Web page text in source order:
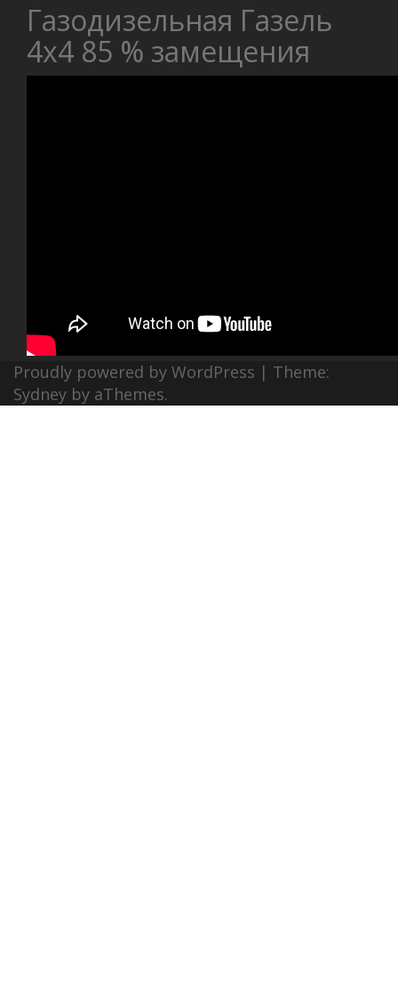
Газодизельная Газель
4х4 85 % замещения
Proudly powered by WordPress | Theme:
Sydney by aThemes.